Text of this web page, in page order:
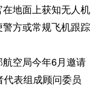
地面上获知无人机
方或常规飞机跟踪
空局今年6月邀请
表组成顾问委员